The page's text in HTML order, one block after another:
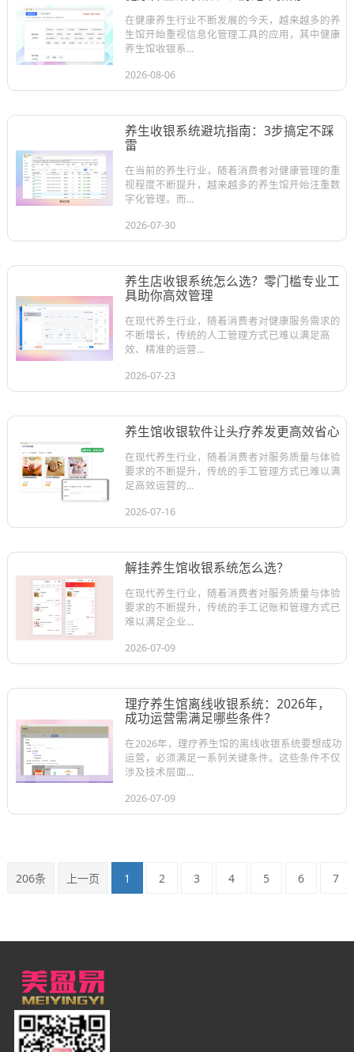
在健康养生行业不断发展的今天，越来越多的养
生馆开始重视信息化管理工具的应用，其中健康
养生馆收银系...
2026-08-06
养生收银系统避坑指南：3步搞定不踩
雷
在当前的养生行业，随着消费者对健康管理的重
视程度不断提升，越来越多的养生馆开始注重数
字化管理。而...
2026-07-30
养生店收银系统怎么选？零门槛专业工
具助你高效管理
在现代养生行业，随着消费者对健康服务需求的
不断增长，传统的人工管理方式已难以满足高
效、精准的运营...
2026-07-23
养生馆收银软件让头疗养发更高效省心
在现代养生行业，随着消费者对服务质量与体验
要求的不断提升，传统的手工管理方式已难以满
足高效运营的...
2026-07-16
解挂养生馆收银系统怎么选？
在现代养生行业，随着消费者对服务质量与体验
要求的不断提升，传统的手工记账和管理方式已
难以满足企业...
2026-07-09
理疗养生馆离线收银系统：2026年，
成功运营需满足哪些条件？
在2026年，理疗养生馆的离线收银系统要想成功
运营，必须满足一系列关键条件。这些条件不仅
涉及技术层面...
2026-07-09
206条 上一页 1 2 3 4 5 6 7